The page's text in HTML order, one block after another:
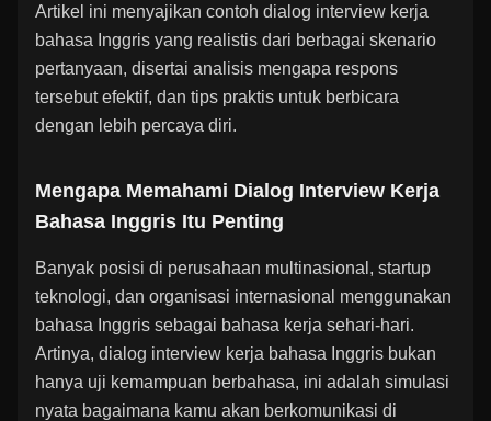
Artikel ini menyajikan contoh dialog interview kerja
bahasa Inggris yang realistis dari berbagai skenario
pertanyaan, disertai analisis mengapa respons
tersebut efektif, dan tips praktis untuk berbicara
dengan lebih percaya diri.
Mengapa Memahami Dialog Interview Kerja
Bahasa Inggris Itu Penting
Banyak posisi di perusahaan multinasional, startup
teknologi, dan organisasi internasional menggunakan
bahasa Inggris sebagai bahasa kerja sehari-hari.
Artinya, dialog interview kerja bahasa Inggris bukan
hanya uji kemampuan berbahasa, ini adalah simulasi
nyata bagaimana kamu akan berkomunikasi di